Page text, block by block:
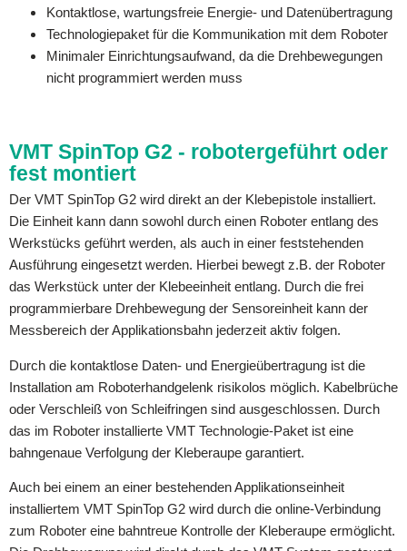
Kontaktlose, wartungsfreie Energie- und Datenübertragung
Technologiepaket für die Kommunikation mit dem Roboter
Minimaler Einrichtungsaufwand, da die Drehbewegungen
nicht programmiert werden muss
VMT SpinTop G2 - robotergeführt oder
fest montiert
Der VMT SpinTop G2 wird direkt an der Klebepistole installiert.
Die Einheit kann dann sowohl durch einen Roboter entlang des
Werkstücks geführt werden, als auch in einer feststehenden
Ausführung eingesetzt werden. Hierbei bewegt z.B. der Roboter
das Werkstück unter der Klebeeinheit entlang. Durch die frei
programmierbare Drehbewegung der Sensoreinheit kann der
Messbereich der Applikationsbahn jederzeit aktiv folgen.
Durch die kontaktlose Daten- und Energieübertragung ist die
Installation am Roboterhandgelenk risikolos möglich. Kabelbrüche
oder Verschleiß von Schleifringen sind ausgeschlossen. Durch
das im Roboter installierte VMT Technologie-Paket ist eine
bahngenaue Verfolgung der Kleberaupe garantiert.
Auch bei einem an einer bestehenden Applikationseinheit
installiertem VMT SpinTop G2 wird durch die online-Verbindung
zum Roboter eine bahntreue Kontrolle der Kleberaupe ermöglicht.